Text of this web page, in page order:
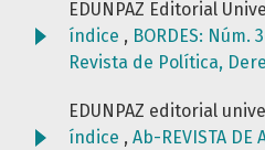
EDUNPAZ Editorial
índice , BORDES: Núm.
Revista de Política,
EDUNPAZ editorial
índice , Ab-REVISTA DE